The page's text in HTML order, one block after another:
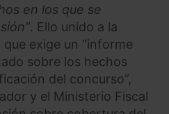
en los que se
. Ello unido a la
exige un “informe
sobre los hechos
del concurso”,
y el Ministerio Fiscal